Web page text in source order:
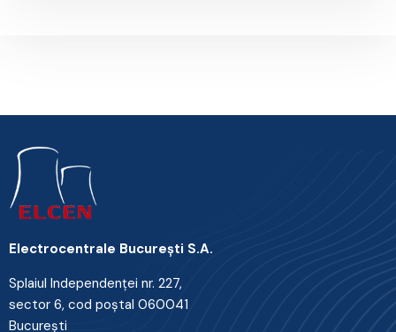
Electrocentrale Bucureşti S.A.
Splaiul Independenţei nr. 227,
sector 6, cod poştal 060041
Bucureşti